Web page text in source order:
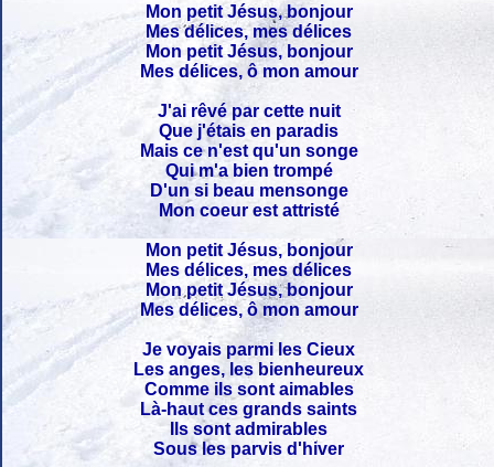
Mon petit Jésus, bonjour
Mes délices, mes délices
Mon petit Jésus, bonjour
Mes délices, ô mon amour
J'ai rêvé par cette nuit
Que j'étais en paradis
Mais ce n'est qu'un songe
Qui m'a bien trompé
D'un si beau mensonge
Mon coeur est attristé
Mon petit Jésus, bonjour
Mes délices, mes délices
Mon petit Jésus, bonjour
Mes délices, ô mon amour
Je voyais parmi les Cieux
Les anges, les bienheureux
Comme ils sont aimables
Là-haut ces grands saints
Ils sont admirables
Sous les parvis d'hiver